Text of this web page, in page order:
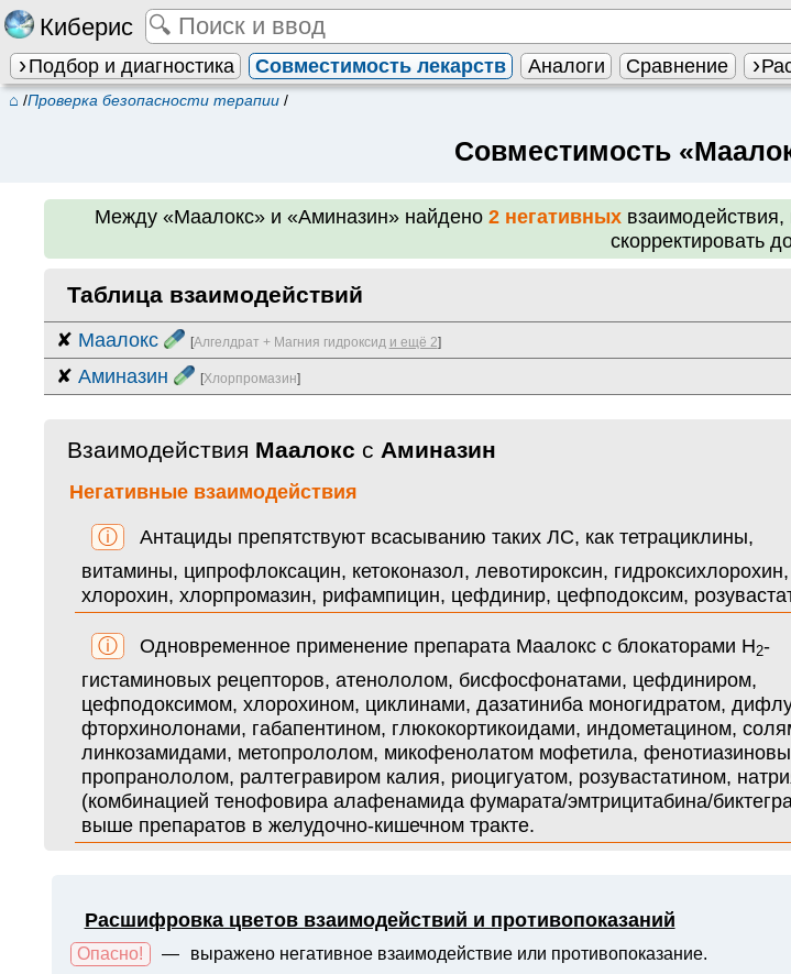
Киберис
Подбор и диагностика Совместимость лекарств Аналоги Сравнение
⌂ /Проверка безопасности терапии/
Совместимость
Между«Маалокс» и «Аминазин» найдено2 негативных
скорректировать
Таблица взаимодействий
✘ Маалокс [Алгелдрат + Магния гидроксид и ещё 2]
✘ Аминазин [Хлорпромазин]
Взаимодействия Маалокс с Аминазин
Негативные взаимодействия
ⓘ
Антациды препятствуют всасыванию таких ЛС, как тетрациклины,
витамины, ципрофлоксацин, кетоконазол, левотироксин, гидроксихлорохин,
хлорохин, хлорпромазин, рифампицин, цефдинир, цефподоксим,
ⓘ Одновременное применение препарата Маалокс с блокаторами Н2-
гистаминовых рецепторов, атенололом, бисфосфонатами, цефдиниром,
цефподоксимом, хлорохином, циклинами, дазатиниба моногидратом,
фторхинолонами, габапентином, глюкокортикоидами, индометацином,
линкозамидами, метопрололом, микофенолатом мофетила,
пропранололом, ралтегравиром калия, риоцигуатом, розувастатином,
(комбинацией тенофовира алафенамида фумарата/эмтрицитабина/
выше препаратов в желудочно-кишечном тракте.
Расшифровка цветов взаимодействий и противопоказаний
Опасно! — выражено негативное взаимодействие или противопоказание.